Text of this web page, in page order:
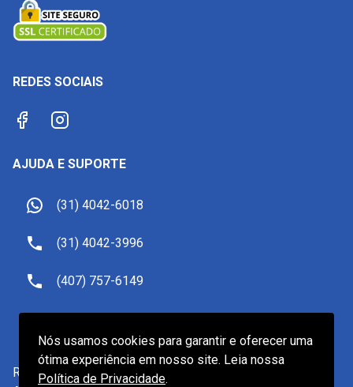
REDES SOCIAIS
AJUDA E SUPORTE
(31) 4042-6018
(31) 4042-3996
(407) 757-6149
Receptivo Viagens LTDA.-CNPJ
Nós usamos cookies para garantir e oferecer uma
ótima experiência em nosso site. Leia nossa
Política de Privacidade.